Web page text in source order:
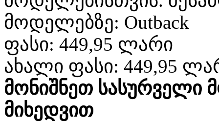
მოდელებზე: Outback
ფასი: 449,95 ლარი
ახალი ფასი: 449,95
მონიშნეთ სასურველი
მიხედვით